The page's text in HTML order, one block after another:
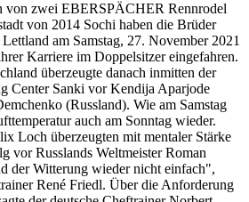
von zwei EBERSPÄCHER Rennrodel
von 2014 Sochi haben die Brüder
am Samstag, 27. November 2021
Karriere im Doppelsitzer eingefahren.
überzeugte danach inmitten der
Center Sanki vor Kendija Aparjode
(Russland). Wie am Samstag
auch am Sonntag wieder.
Loch überzeugten mit mentaler Stärke
vor Russlands Weltmeister Roman
der Witterung wieder nicht einfach",
René Friedl. Über die Anforderung